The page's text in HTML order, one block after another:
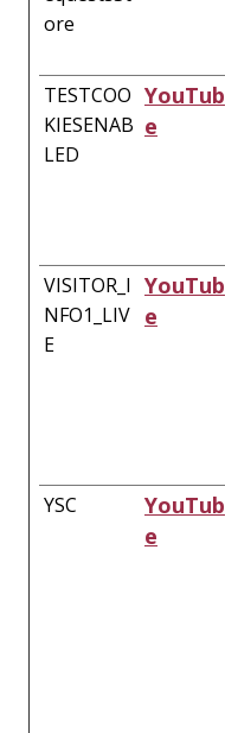
ore
TESTCOO
KIESENAB
LED
YouTub
e
VISITOR_I
NFO1_LIV
E
YouTub
e
YSC
YouTub
e